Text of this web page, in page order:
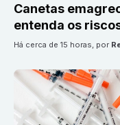
Canetas
entenda os
há cerca de 15 horas, por